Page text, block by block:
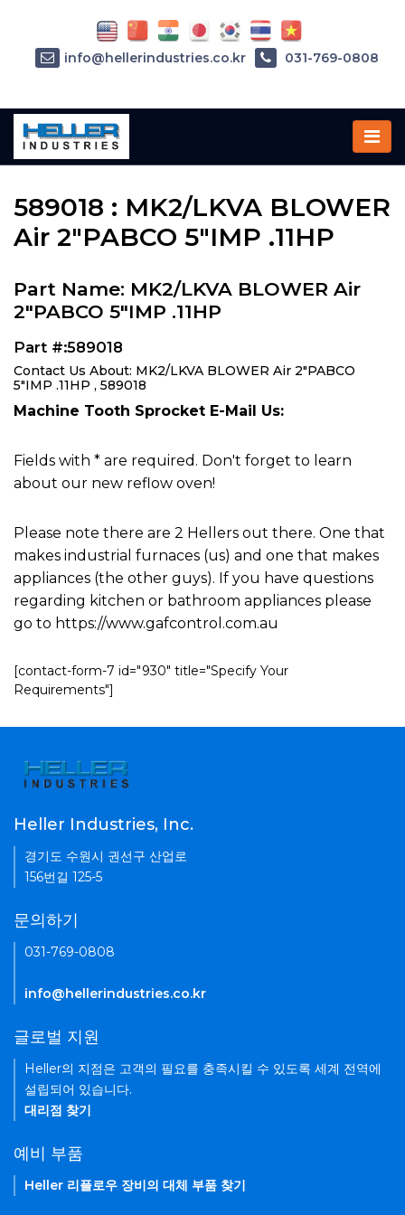
Home»Parts»589018
589018 : MK2/LKVA BLOWER
Air 2"PABCO 5"IMP .11HP
Part Name: MK2/LKVA BLOWER Air
2"PABCO 5"IMP .11HP
Part #:589018
Contact Us About: MK2/LKVA BLOWER Air 2"PABCO
5"IMP .11HP , 589018
Machine Tooth Sprocket E-Mail Us:
Fields with * are required. Don't forget to learn
about our new reflow oven!
Please note there are 2 Hellers out there. One that
makes industrial furnaces (us) and one that makes
appliances (the other guys). If you have questions
regarding kitchen or bathroom appliances please
go to https://www.gafcontrol.com.au
[contact-form-7 id="930" title="Specify Your
Requirements"]
info@hellerindustries.co.kr 031-769-0808
Heller Industries, Inc.
경기도 수원시 권선구 산업로
156번길 125-5
문의하기
031-769-0808
info@hellerindustries.co.kr
글로벌 지원
Heller의 지점은 고객의 필요를 충족시킬 수 있도록 세계 전역에
설립되어 있습니다.
대리점 찾기
예비 부품
Heller 리플로우 장비의 대체 부품 찾기